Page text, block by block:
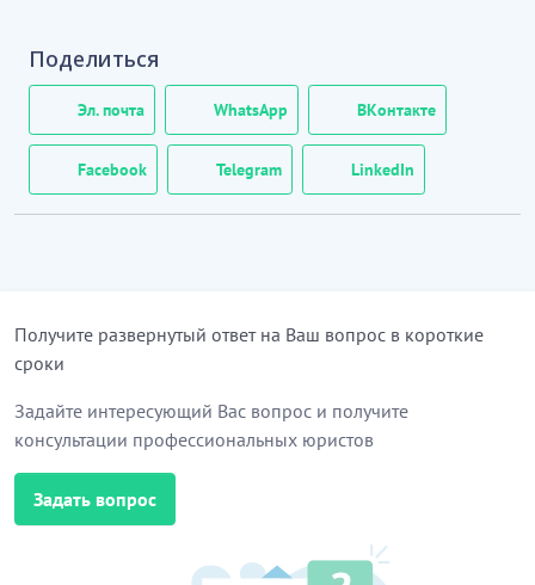
Предложено избрать: председательствующим –
_____ (указать Ф.И.О.), секретарем – _____ (указать
Ф.И.О.).
…………………………
[Скрытый текст. Полная версия доступна после
скачивания]
Поделиться
Эл. почта WhatsApp ВКонтакте
Facebook Telegram LinkedIn
Получите развернутый ответ на Ваш вопрос в короткие
сроки
Задайте интересующий Вас вопрос и получите
консультации профессиональных юристов
Задать вопрос